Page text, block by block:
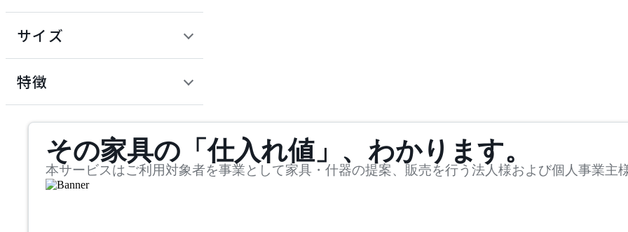
Artemide
アステップ
サイズ
mm
検索
~
特徴
その家具の「仕入れ値」、わかります。
本サービスはご利用対象者を事業として家具・什器の提案、販売を行う法人様および個人事業主